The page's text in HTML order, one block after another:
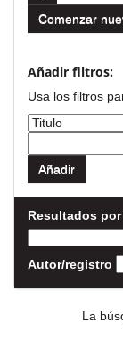
Comenzar
Añadir filtros:
Usa los filtros
Resultados
Autor/registro
La